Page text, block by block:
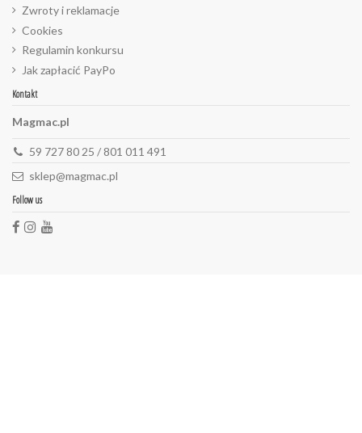
Zwroty i reklamacje
Cookies
Regulamin konkursu
Jak zapłacić PayPo
Kontakt
Magmac.pl
59 727 80 25 / 801 011 491
sklep@magmac.pl
Follow us